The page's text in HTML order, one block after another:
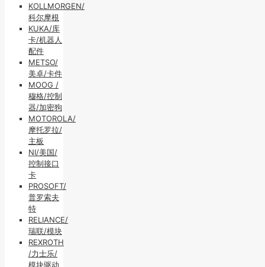
KOLLMORGEN/
科尔摩根
KUKA/库
卡/机器人
配件
METSO/
美卓/卡件
MOOG /
穆格/控制
器/加密狗
MOTOROLA/
摩托罗拉/
主板
NI/美国/
控制接口
卡
PROSOFT/
普罗索夫
特
RELIANCE/
瑞联/模块
REXROTH
/力士乐/
模块驱动